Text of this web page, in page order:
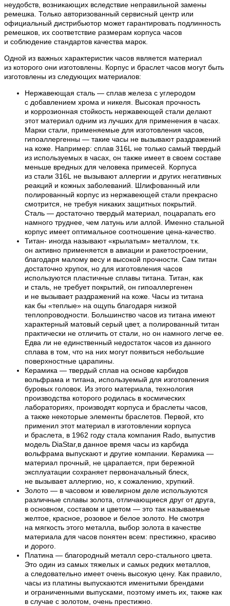
неудобств, возникающих вследствие неправильной замены
ремешка. Только авторизованный сервисный центр или
официальный дистрибьютор может гарантировать подлинность
ремешков, их соответствие размерам корпуса часов
и соблюдение стандартов качества марок.
Одной из важных характеристик часов является материал
из которого они изготовлены. Корпус и браслет часов могут быть
изготовлены из следующих материалов:
Нержавеющая сталь — сплав железа с углеродом
с добавлением хрома и никеля. Высокая прочность
и коррозионная стойкость нержавеющей стали делают
этот материал одним из лучших для применения в часах.
Марки стали, применяемые для изготовления часов,
гипоаллергенны — такие часы не вызывают раздражений
на коже. Например: сплав 316L не только самый твердый
из используемых в часах, он также имеет в своем составе
меньше вредных для человека примесей. Корпуса
из стали 316L не вызывают аллергии и других негативных
реакций и кожных заболеваний. Шлифованный или
полированный корпус из нержавеющей стали прекрасно
смотрится, не требуя никаких защитных покрытий.
Сталь — достаточно твердый материал, поцарапать его
намного труднее, чем латунь или аллой. Именно стальной
корпус имеет оптимальное соотношение цена-качество.
Титан- иногда называют «крылатым» металлом, т.к.
он активно применяется в авиации и ракетостроении,
благодаря малому весу и высокой прочности. Сам титан
достаточно хрупок, но для изготовления часов
используются пластичные сплавы титана. Титан, как
и сталь, не требует покрытий, он гипоаллергенен
и не вызывает раздражений на коже. Часы из титана
как бы «теплые» на ощупь благодаря низкой
теплопроводности. Большинство часов из титана имеют
характерный матовый серый цвет, а полированный титан
практически не отличить от стали, но он намного легче ее.
Едва ли не единственный недостаток часов из данного
сплава в том, что на них могут появиться небольшие
поверхностные царапины.
Керамика — твердый сплав на основе карбидов
вольфрама и титана, используемый для изготовления
буровых головок. Из этого материала, технология
производства которого родилась в космических
лабораториях, производят корпуса и браслеты часов,
а также некоторые элементы браслетов. Первой, кто
применил этот материал в изготовлении корпуса
и браслета, в 1962 году стала компания Rado, выпустив
модель DiaStar,в данное время часы из карбида
вольфрама выпускают и другие компании. Керамика —
материал прочный, не царапается, при бережной
эксплуатации сохраняет первоначальный блеск,
не вызывает аллергию, но, к сожалению, хрупкий.
Золото — в часовом и ювелирном деле используются
различные сплавы золота, отличающиеся друг от друга,
в основном, составом и цветом — это так называемые
желтое, красное, розовое и белое золото. Не смотря
на мягкость этого металла, выбор золота в качестве
материала для часов понятен всем: престижно, красиво
и дорого.
Платина — благородный металл серо-стального цвета.
Это один из самых тяжелых и самых редких металлов,
а следовательно имеет очень высокую цену. Как правило,
часы из платины выпускаются именитыми брендами
и ограниченными выпусками, поэтому иметь их, также как
в случае с золотом, очень престижно.